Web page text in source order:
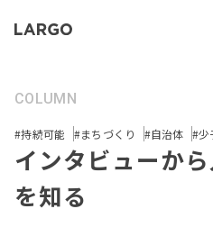
COLUMN
#持続可能 #まちづくり #自治体 #少
インタビューか
を知る